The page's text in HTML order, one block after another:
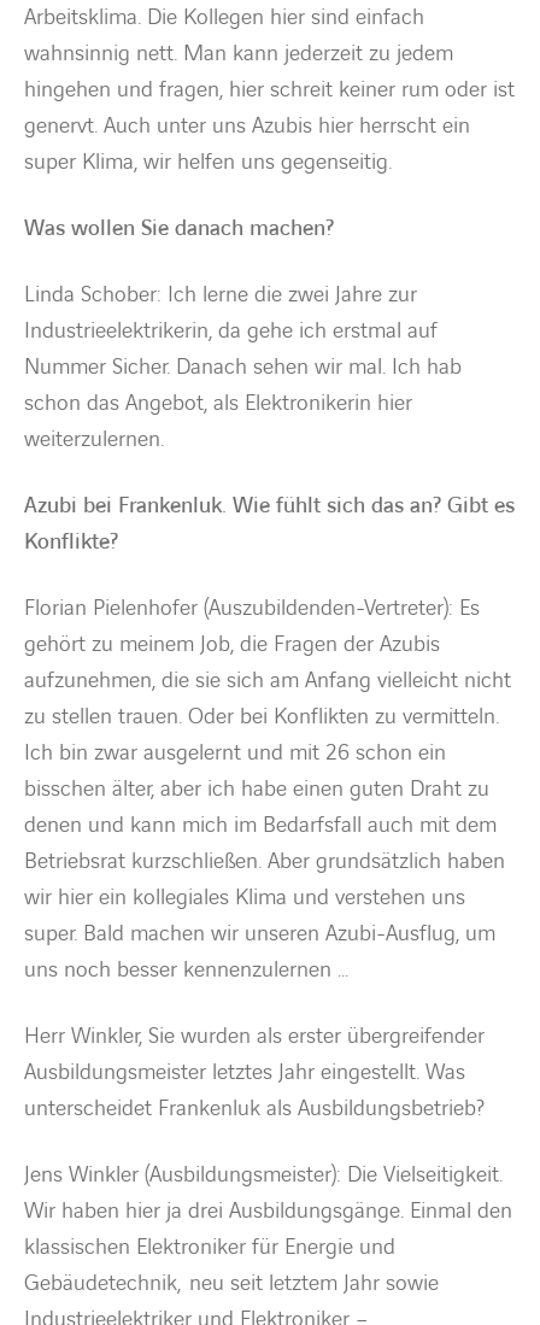
Arbeitsklima. Die Kollegen hier sind einfach
wahnsinnig nett. Man kann jederzeit zu jedem
hingehen und fragen, hier schreit keiner rum oder ist
genervt. Auch unter uns Azubis hier herrscht ein
super Klima, wir helfen uns gegenseitig.
Was wollen Sie danach machen?
Linda Schober: Ich lerne die zwei Jahre zur
Industrieelektrikerin, da gehe ich erstmal auf
Nummer Sicher. Danach sehen wir mal. Ich hab
schon das Angebot, als Elektronikerin hier
weiterzulernen.
Azubi bei Frankenluk. Wie fühlt sich das an? Gibt es
Konflikte?
Florian Pielenhofer (Auszubildenden-Vertreter): Es
gehört zu meinem Job, die Fragen der Azubis
aufzunehmen, die sie sich am Anfang vielleicht nicht
zu stellen trauen. Oder bei Konflikten zu vermitteln.
Ich bin zwar ausgelernt und mit 26 schon ein
bisschen älter, aber ich habe einen guten Draht zu
denen und kann mich im Bedarfsfall auch mit dem
Betriebsrat kurzschließen. Aber grundsätzlich haben
wir hier ein kollegiales Klima und verstehen uns
super. Bald machen wir unseren Azubi-Ausflug, um
uns noch besser kennenzulernen …
Herr Winkler, Sie wurden als erster übergreifender
Ausbildungsmeister letztes Jahr eingestellt. Was
unterscheidet Frankenluk als Ausbildungsbetrieb?
Jens Winkler (Ausbildungsmeister): Die Vielseitigkeit.
Wir haben hier ja drei Ausbildungsgänge. Einmal den
klassischen Elektroniker für Energie und
Gebäudetechnik, neu seit letztem Jahr sowie